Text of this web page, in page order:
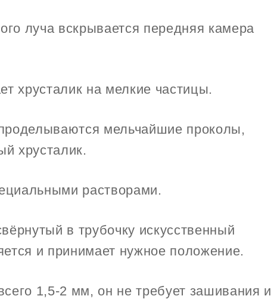
луча вскрывается передняя камера
хрусталик на мелкие частицы.
мельчайшие проколы,
хрусталик.
растворами.
в трубочку искусственный
и принимает нужное положение.
1,5-2 мм, он не требует зашивания и